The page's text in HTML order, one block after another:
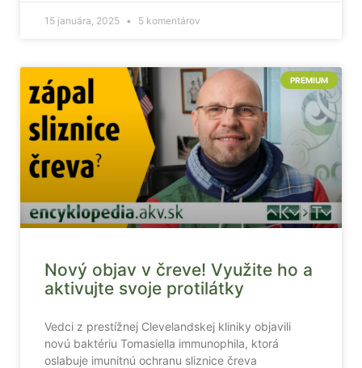
15 januára, 2025 5 komentárov
PREMIUM
Nový objav v čreve! Využite ho a
aktivujte svoje protilátky
Vedci z prestížnej Clevelandskej kliniky objavili
novú baktériu Tomasiella immunophila, ktorá
oslabuje imunitnú ochranu sliznice čreva